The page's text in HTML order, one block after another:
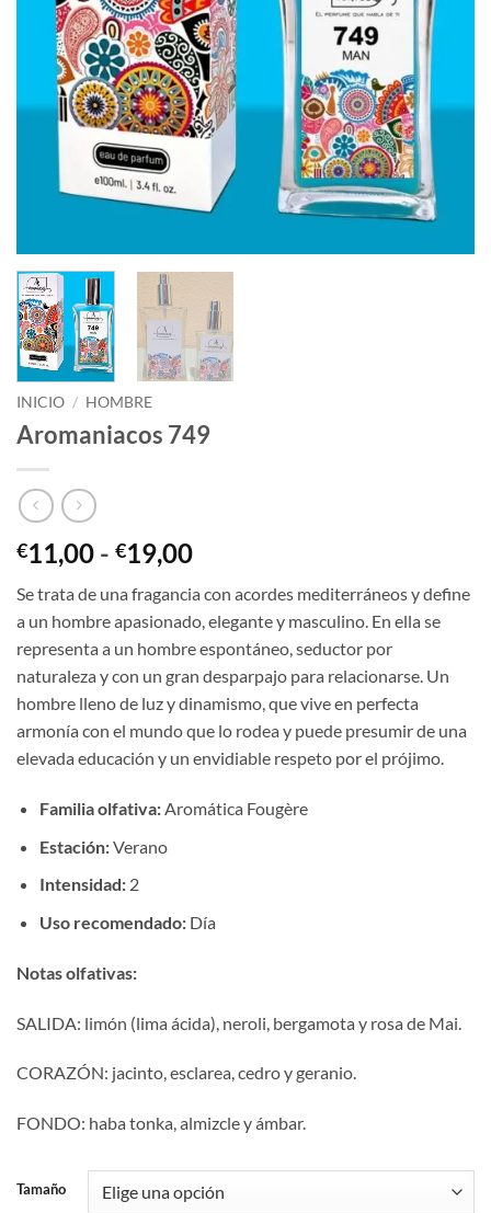
INICIO / HOMBRE
Aromaniacos 749
€11,00 - €19,00Rango
precios:
desde
€11,00
hasta
€19,00
Se trata de una fragancia con acordes mediterráneos y define
a un hombre apasionado, elegante y masculino. En ella se
representa a un hombre espontáneo, seductor por
naturaleza y con un gran desparpajo para relacionarse. Un
hombre lleno de luz y dinamismo, que vive en perfecta
armonía con el mundo que lo rodea y puede presumir de una
elevada educación y un envidiable respeto por el prójimo.
Familia olfativa:Aromática Fougère
Estación:Verano
Intensidad:2
Uso recomendado:Día
Notas olfativas:
SALIDA: limón (lima ácida), neroli, bergamota y rosa de Mai.
CORAZÓN: jacinto, esclarea, cedro y geranio.
FONDO: haba tonka, almizcle y ámbar.
Tamaño